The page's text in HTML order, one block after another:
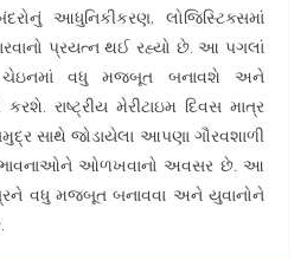
આધુનિકીકરણ, લોજિસ્ટિક્સમાં
પ્રયત્ન થઈ રહ્યો છે. આ પગલાં
ચેઇનમાં વધુ મજબૂત બનાવશે અને
રાષ્ટ્રીય મેરીટાઇમ દિવસ માત્ર
સાથે જોડાયેલા આપણા ગૌરવશાળી
ઓળખવાનો અવસર છે. આ
વધુ મજબૂત બનાવવા અને યુવાનોને